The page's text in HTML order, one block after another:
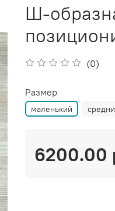
Ш-
(0)
Размер
маленький
6200.00